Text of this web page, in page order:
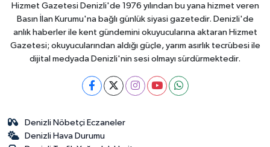
Hizmet Gazetesi Denizli'de 1976 yılından bu yana hizmet veren
Basın İlan Kurumu'na bağlı günlük siyasi gazetedir. Denizli'de
anlık haberler ile kent gündemini okuyucularına aktaran Hizmet
Gazetesi; okuyucularından aldığı güçle, yarım asırlık tecrübesi ile
dijital medyada Denizli'nin sesi olmayı sürdürmektedir.
Denizli Nöbetçi Eczaneler
Denizli Hava Durumu